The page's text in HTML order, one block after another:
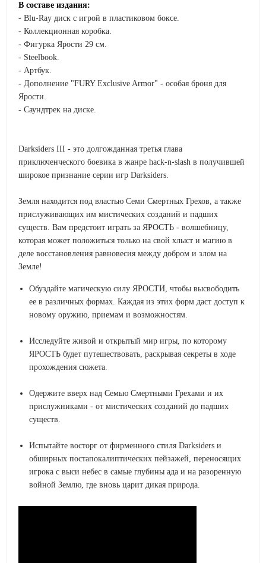
В составе издания:
- Blu-Ray диск с игрой в пластиковом боксе.
- Коллекционная коробка.
- Фигурка Ярости 29 см.
- Steelbook.
- Артбук.
- Дополнение "FURY Exclusive Armor" - особая броня для
Ярости.
- Саундтрек на диске.
Darksiders III - это долгожданная третья глава
приключенческого боевика в жанре hack-n-slash в получившей
широкое признание серии игр Darksiders.
Земля находится под властью Семи Смертных Грехов, а также
прислуживающих им мистических созданий и падших
существ. Вам предстоит играть за ЯРОСТЬ - волшебницу,
которая может положиться только на свой хлыст и магию в
деле восстановления равновесия между добром и злом на
Земле!
Обуздайте магическую силу ЯРОСТИ, чтобы высвободить
ее в различных формах. Каждая из этих форм даст доступ к
новому оружию, приемам и возможностям.
Исследуйте живой и открытый мир игры, по которому
ЯРОСТЬ будет путешествовать, раскрывая секреты в ходе
прохождения сюжета.
Одержите вверх над Семью Смертными Грехами и их
прислужниками - от мистических созданий до падших
существ.
Испытайте восторг от фирменного стиля Darksiders и
обширных постапокалиптических пейзажей, переносящих
игрока с выси небес в самые глубины ада и на разоренную
войной Землю, где вновь царит дикая природа.